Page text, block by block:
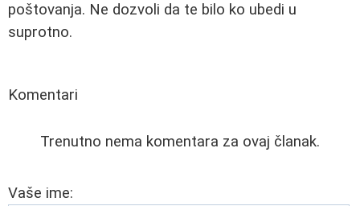
poštovanja. Ne dozvoli da te bilo ko ubedi u
suprotno.
Komentari
Trenutno nema komentara za ovaj članak.
Vaše ime: